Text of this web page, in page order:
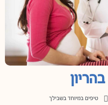
טיפים במיוחד בשבילך